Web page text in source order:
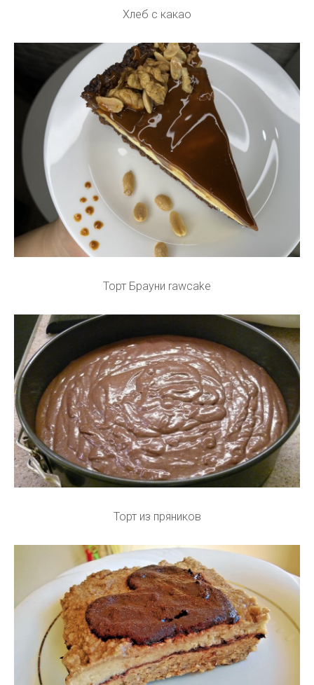
Хлеб с какао
Торт Брауни rawcake
Торт из пряников